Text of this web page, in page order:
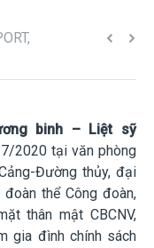
,
binh – Liệt sỹ
2020 tại văn phòng
Đường thủy, đại
thể Công đoàn,
thân mật CBCNV,
gia đình chính sách